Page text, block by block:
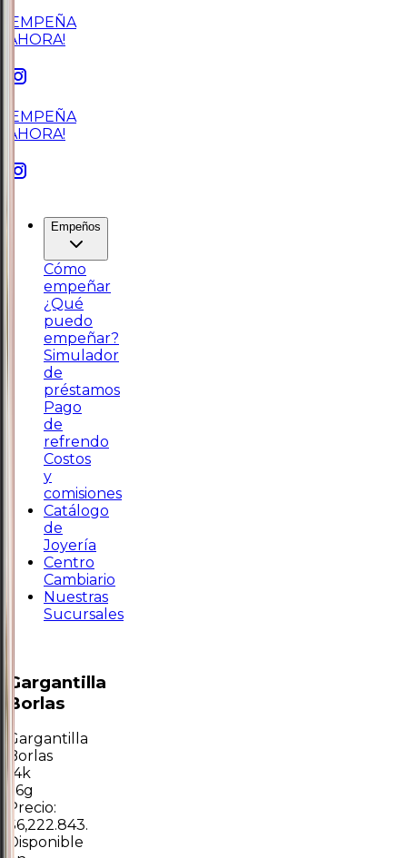
¡EMPEÑA
AHORA!
¡EMPEÑA
AHORA!
Empeños
Cómo
empeñar
¿Qué
puedo
empeñar?
Simulador
de
préstamos
Pago
de
refrendo
Costos
y
comisiones
Catálogo
de
Joyería
Centro
Cambiario
Nuestras
Sucursales
Gargantilla
Borlas
Gargantilla
Borlas
14k
1.6g
Precio:
$6,222.843.
Disponible